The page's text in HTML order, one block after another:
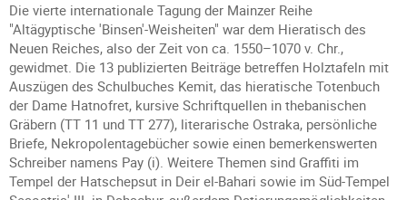
Die vierte internationale Tagung der Mainzer Reihe
"Altägyptische 'Binsen'-Weisheiten" war dem Hieratisch des
Neuen Reiches, also der Zeit von ca. 1550–1070 v. Chr.,
gewidmet. Die 13 publizierten Beiträge betreffen Holztafeln mit
Auszügen des Schulbuches Kemit, das hieratische Totenbuch
der Dame Hatnofret, kursive Schriftquellen in thebanischen
Gräbern (TT 11 und TT 277), literarische Ostraka, persönliche
Briefe, Nekropolentagebücher sowie einen bemerkenswerten
Schreiber namens Pay (i). Weitere Themen sind Graffiti im
Tempel der Hatschepsut in Deir el-Bahari sowie im Süd-Tempel